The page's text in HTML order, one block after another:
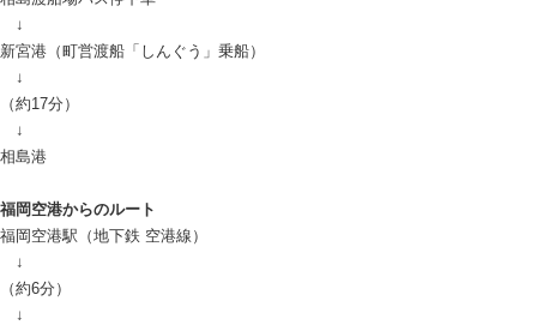
↓
新宮港（町営渡船「しんぐう」乗船）
↓
（約17分）
↓
相島港
福岡空港からのルート
福岡空港駅（地下鉄 空港線）
↓
（約6分）
↓